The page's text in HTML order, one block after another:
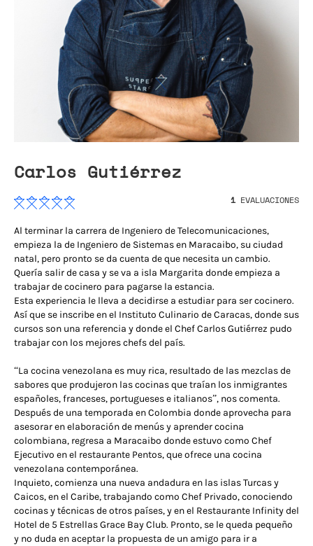
Carlos Gutiérrez
1 EVALUACIONES
Al terminar la carrera de Ingeniero de Telecomunicaciones,
empieza la de Ingeniero de Sistemas en Maracaibo, su ciudad
natal, pero pronto se da cuenta de que necesita un cambio.
Quería salir de casa y se va a isla Margarita donde empieza a
trabajar de cocinero para pagarse la estancia.
Esta experiencia le lleva a decidirse a estudiar para ser cocinero.
Así que se inscribe en el Instituto Culinario de Caracas, donde sus
cursos son una referencia y donde el Chef Carlos Gutiérrez pudo
trabajar con los mejores chefs del país.
“La cocina venezolana es muy rica, resultado de las mezclas de
sabores que produjeron las cocinas que traían los inmigrantes
españoles, franceses, portugueses e italianos”, nos comenta.
Después de una temporada en Colombia donde aprovecha para
asesorar en elaboración de menús y aprender cocina
colombiana, regresa a Maracaibo donde estuvo como Chef
Ejecutivo en el restaurante Pentos, que ofrece una cocina
venezolana contemporánea.
Inquieto, comienza una nueva andadura en las islas Turcas y
Caicos, en el Caribe, trabajando como Chef Privado, conociendo
cocinas y técnicas de otros países, y en el Restaurante Infinity del
Hotel de 5 Estrellas Grace Bay Club. Pronto, se le queda pequeño
y no duda en aceptar la propuesta de un amigo para ir a